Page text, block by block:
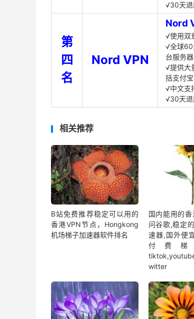
√30天退
第
四
名
Nord VPN
Nord
√使用双
√全球
台服务器
√提供大
括支付
√中文支
√30天退
相关推荐
B站免费推荐稳定可以用的
香港VPN节点，Hongkong
机场梯子加速器软件排名
国内能用的
问谷歌,稳定
速器,国外便
付费
witter